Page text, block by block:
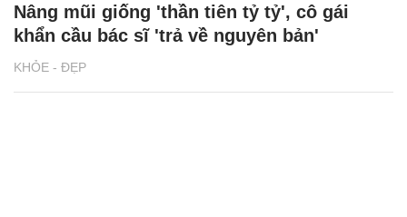
KHỎE - ĐẸP
Nâng mũi giống 'thần tiên tỷ tỷ', cô gái
khẩn cầu bác sĩ 'trả về nguyên bản'